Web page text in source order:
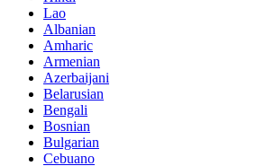
Lao
Albanian
Amharic
Armenian
Azerbaijani
Belarusian
Bengali
Bosnian
Bulgarian
Cebuano